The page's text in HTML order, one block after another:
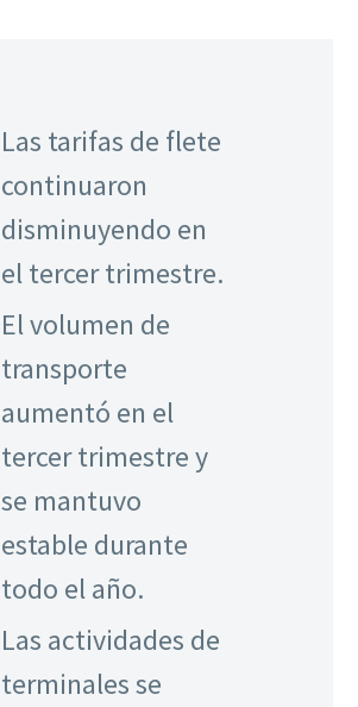
Las tarifas de flete
continuaron
disminuyendo en
el tercer trimestre.
El volumen de
transporte
aumentó en el
tercer trimestre y
se mantuvo
estable durante
todo el año.
Las actividades de
terminales se